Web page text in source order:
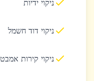
ניקוי ידיות
ניקוי דוד חשמל
ניקוי קירות